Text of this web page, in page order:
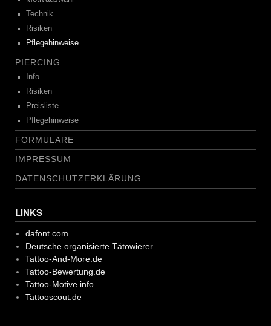
Technik
Risiken
Pflegehinweise
PIERCING
Info
Risiken
Preisliste
Pflegehinweise
FORMULARE
IMPRESSUM
DATENSCHUTZERKLÄRUNG
LINKS
dafont.com
Deutsche organisierte Tätowierer
Tattoo-And-More.de
Tattoo-Bewertung.de
Tattoo-Motive.info
Tattooscout.de